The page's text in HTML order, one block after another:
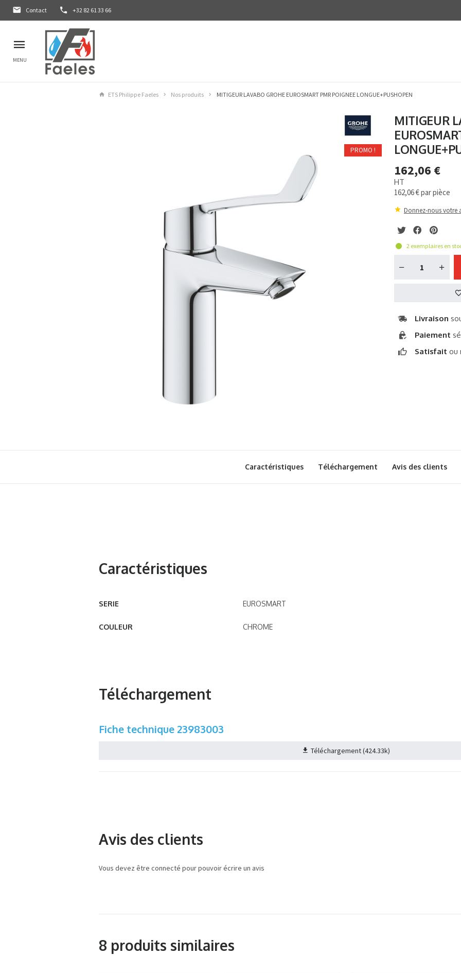
Contact +32 82 61 33 66
MENU
ETS Philippe Faeles Nos produits MITIGEUR LAVABO GROHE EUROSMART PMR POIGNEE LONGUE+PUSHOPEN
MITIGEUR
PROMO !
162,06 €
HT
162,06 €par pièce
Donnez-nous votre
2 exemplaires en
Livraison
Paiement
Satisfait ou
Caractéristiques Téléchargement Avis des clients
Caractéristiques
SERIE EUROSMART
COULEUR CHROME
Téléchargement
Fiche technique 23983003
Téléchargement (424.33k)
Avis des clients
Vous devez être connecté pour pouvoir écrire un avis
8 produits similaires